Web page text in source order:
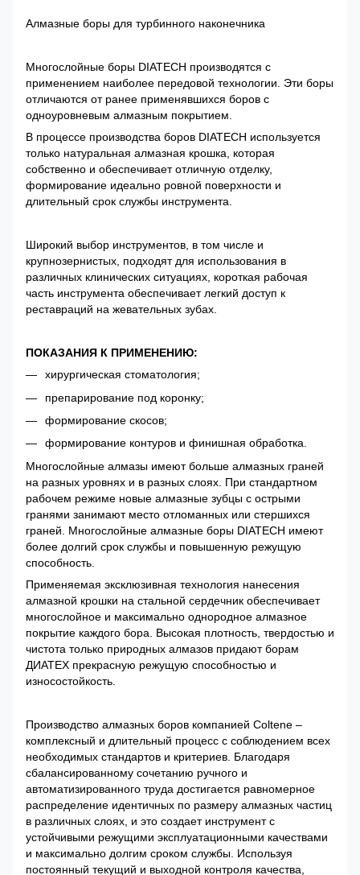
Алмазные боры для турбинного наконечника
Многослойные боры DIATECH производятся с
применением наиболее передовой технологии. Эти боры
отличаются от ранее применявшихся боров с
одноуровневым алмазным покрытием.
В процессе производства боров DIATECH используется
только натуральная алмазная крошка, которая
собственно и обеспечивает отличную отделку,
формирование идеально ровной поверхности и
длительный срок службы инструмента.
Широкий выбор инструментов, в том числе и
крупнозернистых, подходят для использования в
различных клинических ситуациях, короткая рабочая
часть инструмента обеспечивает легкий доступ к
реставраций на жевательных зубах.
ПОКАЗАНИЯ К ПРИМЕНЕНИЮ:
хирургическая стоматология;
препарирование под коронку;
формирование скосов;
формирование контуров и финишная обработка.
Многослойные алмазы имеют больше алмазных граней
на разных уровнях и в разных слоях. При стандартном
рабочем режиме новые алмазные зубцы с острыми
гранями занимают место отломанных или стершихся
граней. Многослойные алмазные боры DIATECH имеют
более долгий срок службы и повышенную режущую
способность.
Применяемая эксклюзивная технология нанесения
алмазной крошки на стальной сердечник обеспечивает
многослойное и максимально однородное алмазное
покрытие каждого бора. Высокая плотность, твердостью и
чистота только природных алмазов придают борам
ДИАТЕХ прекрасную режущую способностью и
износостойкость.
Производство алмазных боров компанией Coltene –
комплексный и длительный процесс с соблюдением всех
необходимых стандартов и критериев. Благодаря
сбалансированному сочетанию ручного и
автоматизированного труда достигается равномерное
распределение идентичных по размеру алмазных частиц
в различных слоях, и это создает инструмент с
устойчивыми режущими эксплуатационными качествами
и максимально долгим сроком службы. Используя
постоянный текущий и выходной контроля качества,